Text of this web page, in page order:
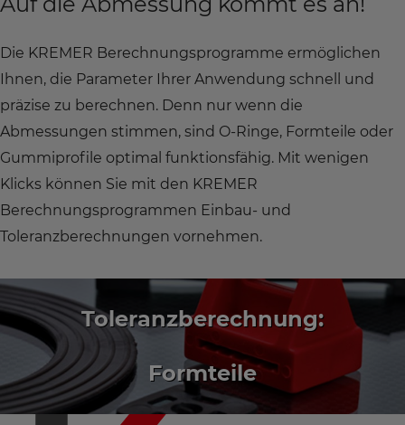
Die KREMER Berechnungsprogramme ermöglichen
Ihnen, die Parameter Ihrer Anwendung schnell und
präzise zu berechnen. Denn nur wenn die
Abmessungen stimmen, sind O-Ringe, Formteile oder
Gummiprofile optimal funktionsfähig. Mit wenigen
Klicks können Sie mit den KREMER
Berechnungsprogrammen Einbau- und
Toleranzberechnungen vornehmen.
Toleranzberechnung:
Formteile